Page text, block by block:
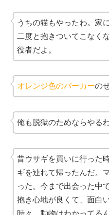
うちの猫もやったわ。家
二度と抱きついてこなく
役者だよ。
オレンジ色のパーカーの
俺も脱獄のためならやるわ
昔ウサギを買いに行った
ギを連れて帰ったんだ。
った。今まで出会った中
抱き心地が良くて、面白
時々、動物はわかってる